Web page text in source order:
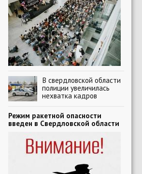
В свердловской области
полиции увеличилась
нехватка кадров
Режим ракетной опасности
введен в Свердловской области